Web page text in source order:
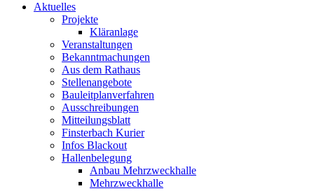
Aktuelles
Projekte
Kläranlage
Veranstaltungen
Bekanntmachungen
Aus dem Rathaus
Stellenangebote
Bauleitplanverfahren
Ausschreibungen
Mitteilungsblatt
Finsterbach Kurier
Infos Blackout
Hallenbelegung
Anbau Mehrzweckhalle
Mehrzweckhalle